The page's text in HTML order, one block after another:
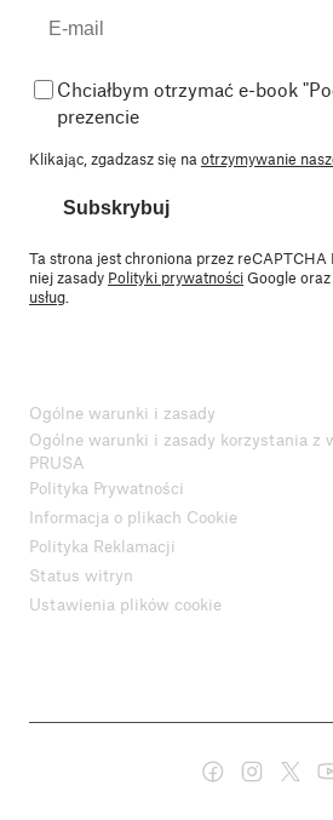
Chciałbym otrzymać e-book
prezencie
Klikając, zgadzasz się na otrzymywanie
Subskrybuj
Ta strona jest chroniona przez
niej zasady Polityki prywatnościGoogle oraz
usług
Ogólne warunki i zasady
Ogólne warunki i zasady korzystania z
PRUSA
Polityka Prywatności
Informacja o plikach Cookie
Polityka Reklamacji
Status witryn
Ustawienia plików cookie